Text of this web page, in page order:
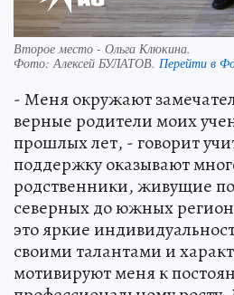
Второе место - Ольга Клюкина.
Фото:Алексей БУЛАТОВ. Перейти в
- Меня окружают
верные родители моих
прошлых лет, - говорит
поддержку оказывают
родственники, живущие
северных до южных
это яркие
своими талантами и
мотивируют меня к